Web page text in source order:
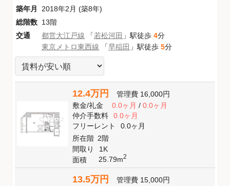
築年月
2018年2月 (築8年)
総階数 13階
交通
都営大江戸線 「若松河田 」駅徒歩 4分
東京メトロ東西線 「早稲田 」駅徒歩 5分
12.4万円 管理費 16,000円
敷金/礼金 0.0ヶ月/ 0.0ヶ月
仲介手数料
0.0ヶ月
フリーレント
0.0ヶ月
所在階 2階
間取り
1K
面積
25.79m2
13.5万円 管理費 15,000円